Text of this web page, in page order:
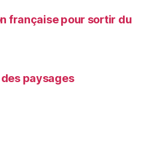
française pour sortir du
paysages